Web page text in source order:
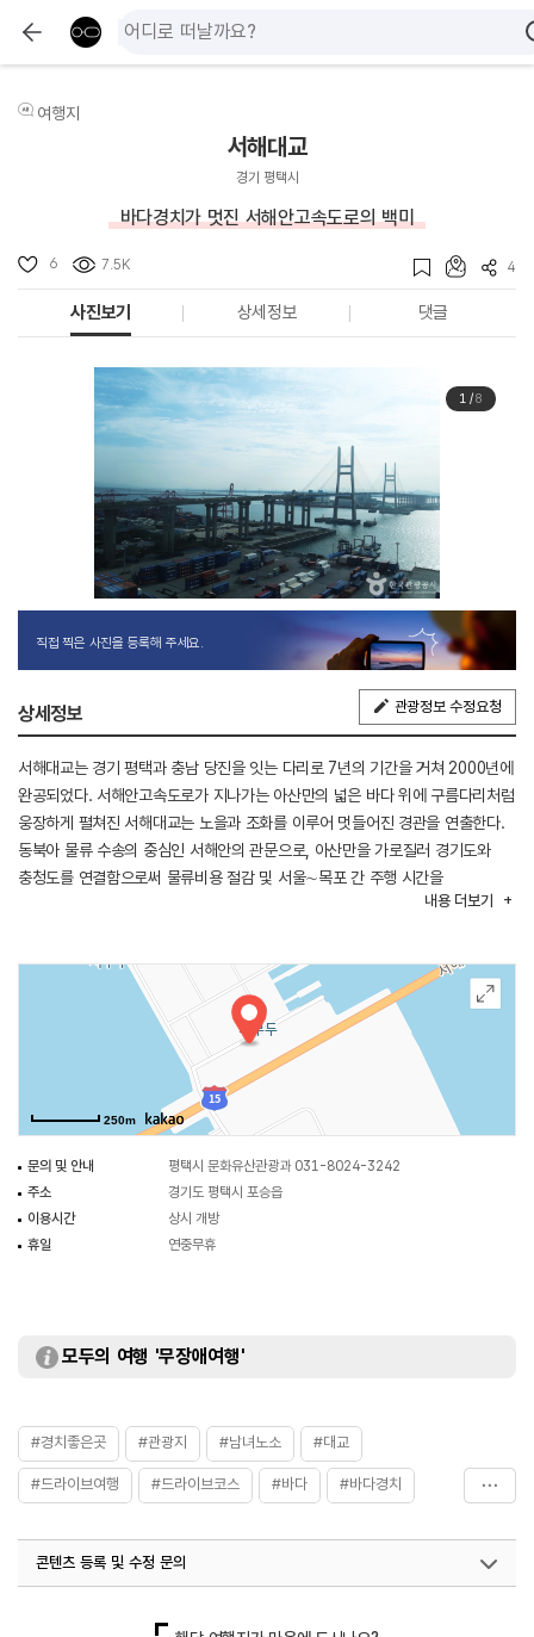
여행지
서해대교
경기 평택시
바다경치가 멋진 서해안고속도로의 백미
6 7.5K 4
사진보기 상세정보 댓글
1/8
직접 찍은 사진을 등록해 주세요.
상세정보 관광정보 수정요청
서해대교는 경기 평택과 충남 당진을 잇는 다리로 7년의 기간을 거쳐 2000년에
완공되었다. 서해안고속도로가 지나가는 아산만의 넓은 바다 위에 구름다리처럼
웅장하게 펼쳐진 서해대교는 노을과 조화를 이루어 멋들어진 경관을 연출한다.
동북아 물류 수송의 중심인 서해안의 관문으로, 아산만을 가로질러 경기도와
충청도를 연결함으로써 물류비용 절감 및 서울∼목포 간 주행 시간을
단축시켰다. 사장교와 FCM교 및 PSM교의 복합 형식으로 지어졌으며, 주탑의
규모를 자랑한다. 국내 자본과 기술로 건설됨으로서 국내 토목기술 향상에
기여하였으며, 국내 최초 교량 유지 관리시스템(B.M.S)을 도입하였고 교량
주탑의 모양은 사찰의 당간지주 형상으로 구현되어 한국적 조형미를 물씬
내용 더보기
250m
문의 및 안내
평택시 문화유산관광과 031-8024-3242
주소
경기도 평택시 포승읍
이용시간
상시 개방
휴일
연중무휴
모두의 여행 '무장애여행'
#경치좋은곳 #관광지 #남녀노소 #대교
#드라이브여행 #드라이브코스 #바다 #바다경치
#서해안고속도로 #수도권
콘텐츠 등록 및 수정 문의